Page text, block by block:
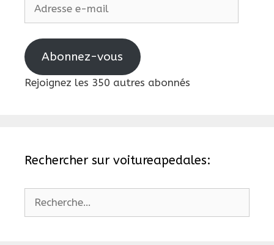
e-
Abonnez-vous
Rejoignez les 350 autres abonnés
Rechercher sur voitureapedales: